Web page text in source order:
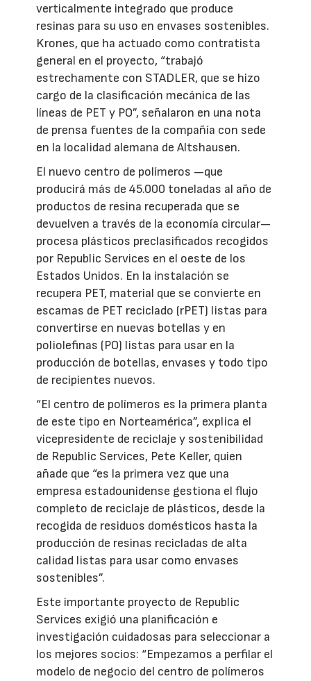
verticalmente integrado que produce
resinas para su uso en envases sostenibles.
Krones, que ha actuado como contratista
general en el proyecto, “trabajó
estrechamente con STADLER, que se hizo
cargo de la clasificación mecánica de las
líneas de PET y PO”, señalaron en una nota
de prensa fuentes de la compañía con sede
en la localidad alemana de Altshausen.
El nuevo centro de polímeros —que
producirá más de 45.000 toneladas al año de
productos de resina recuperada que se
devuelven a través de la economía circular—
procesa plásticos preclasificados recogidos
por Republic Services en el oeste de los
Estados Unidos. En la instalación se
recupera PET, material que se convierte en
escamas de PET reciclado (rPET) listas para
convertirse en nuevas botellas y en
poliolefinas (PO) listas para usar en la
producción de botellas, envases y todo tipo
de recipientes nuevos.
“El centro de polímeros es la primera planta
de este tipo en Norteamérica”, explica el
vicepresidente de reciclaje y sostenibilidad
de Republic Services, Pete Keller, quien
añade que “es la primera vez que una
empresa estadounidense gestiona el flujo
completo de reciclaje de plásticos, desde la
recogida de residuos domésticos hasta la
producción de resinas recicladas de alta
calidad listas para usar como envases
sostenibles”.
Este importante proyecto de Republic
Services exigió una planificación e
investigación cuidadosas para seleccionar a
los mejores socios: “Empezamos a perfilar el
modelo de negocio del centro de polímeros